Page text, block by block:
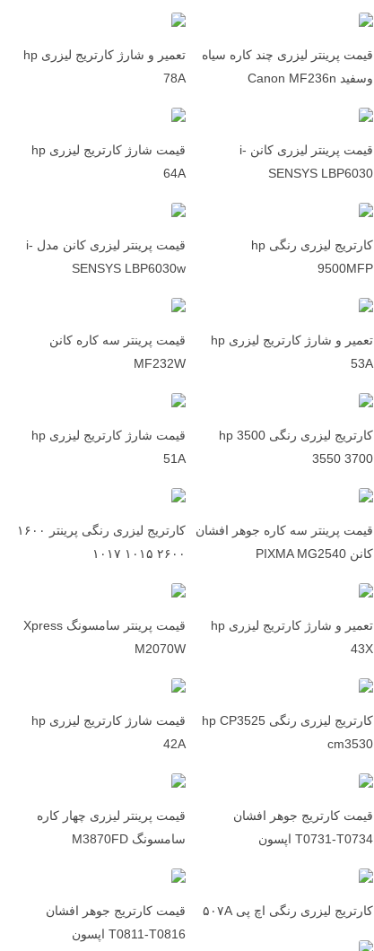
تعمیر و شارژ کارتریج لیزری hp
78A
قیمت پرینتر لیزری چند کاره سیاه
وسفید Canon MF236n
قیمت شارژ کارتریج لیزری hp
64A
قیمت پرینتر لیزری کانن i-
SENSYS LBP6030
قیمت پرینتر لیزری کانن مدل i-
SENSYS LBP6030w
کارتریج لیزری رنگی hp
9500MFP
قیمت پرینتر سه کاره کانن
MF232W
تعمیر و شارژ کارتریج لیزری hp
53A
قیمت شارژ کارتریج لیزری hp
51A
کارتریج لیزری رنگی hp 3500
3550 3700
کارتریج لیزری رنگی پرینتر ۱۶۰۰
۲۶۰۰ ۱۰۱۵ ۱۰۱۷
قیمت پرینتر سه کاره جوهر افشان
کانن PIXMA MG2540
قیمت پرینتر سامسونگ Xpress
M2070W
تعمیر و شارژ کارتریج لیزری hp
43X
قیمت شارژ کارتریج لیزری hp
42A
کارتریج لیزری رنگی hp CP3525
cm3530
قیمت پرینتر لیزری چهار کاره
سامسونگ M3870FD
قیمت کارتریج جوهر افشان
T0731-T0734 اپسون
قیمت کارتریج جوهر افشان
T0811-T0816 اپسون
کارتریج لیزری رنگی اچ پی ۵۰۷A